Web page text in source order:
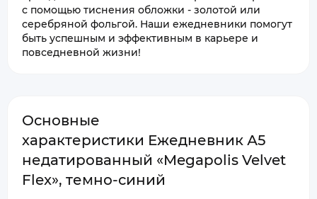
с помощью тиснения обложки - золотой или
серебряной фольгой. Наши ежедневники помогут
быть успешным и эффективным в карьере и
повседневной жизни!
Основные
характеристики Ежедневник А5
недатированный «Megapolis Velvet
Flex», темно-синий